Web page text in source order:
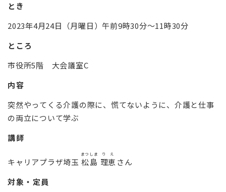
とき
2023年4月24日（月曜日）午前9時30分～11時30分
ところ
市役所5階 大会議室C
内容
突然やってくる介護の際に、慌てないように、介護と仕事
の両立について学ぶ
講師
キャリアプラザ埼玉 松
まつ
島
しま
理
り
恵
え
さん
対象・定員